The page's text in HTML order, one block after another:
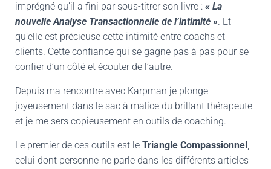
imprégné qu’il a fini par sous-titrer son livre : « La
nouvelle Analyse Transactionnelle de l’intimité ». Et
qu’elle est précieuse cette intimité entre coachs et
clients. Cette confiance qui se gagne pas à pas pour se
confier d’un côté et écouter de l’autre.
Depuis ma rencontre avec Karpman je plonge
joyeusement dans le sac à malice du brillant thérapeute
et je me sers copieusement en outils de coaching.
Le premier de ces outils est le Triangle Compassionnel,
celui dont personne ne parle dans les différents articles